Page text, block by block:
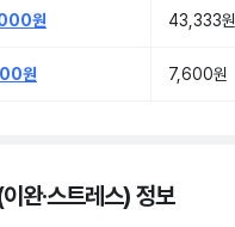
원 43,333원
원 7,600원
완·스트레스) 정보